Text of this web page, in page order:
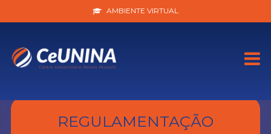
AMBIENTE VIRTUAL
REGULAMENTAÇÃO